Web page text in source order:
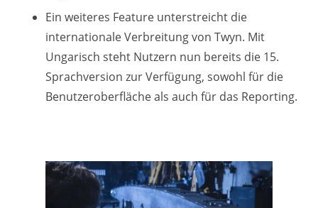
Ein weiteres Feature unterstreicht die
internationale Verbreitung von Twyn. Mit
Ungarisch steht Nutzern nun bereits die 15.
Sprachversion zur Verfügung, sowohl für die
Benutzeroberfläche als auch für das Reporting.